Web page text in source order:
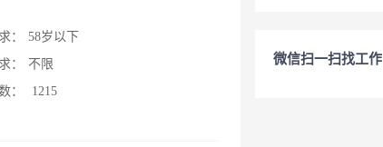
：
58岁以下
：
不限
：
1215
微信扫一扫找工作